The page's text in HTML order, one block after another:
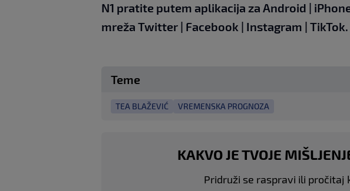
N1 pratite putem aplikacija za Android |
mreža Twitter | Facebook | Instagram | TikTok.
Teme
TEA BLAŽEVIĆ VREMENSKA PROGNOZA
KAKVO JE TVOJE
Pridruži se raspravi ili pročitaj